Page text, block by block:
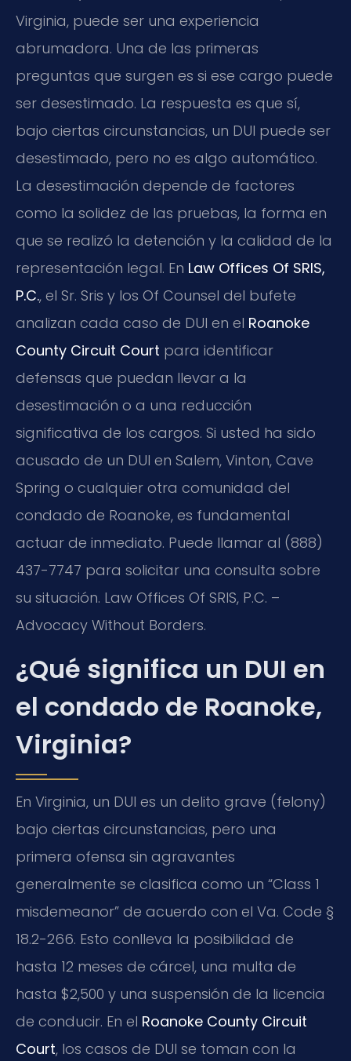
Virginia, puede ser una experiencia
abrumadora. Una de las primeras
preguntas que surgen es si ese cargo puede
ser desestimado. La respuesta es que sí,
bajo ciertas circunstancias, un DUI puede ser
desestimado, pero no es algo automático.
La desestimación depende de factores
como la solidez de las pruebas, la forma en
que se realizó la detención y la calidad de la
representación legal. En Law Offices Of SRIS,
P.C., el Sr. Sris y los Of Counsel del bufete
analizan cada caso de DUI en el Roanoke
County Circuit Court para identificar
defensas que puedan llevar a la
desestimación o a una reducción
significativa de los cargos. Si usted ha sido
acusado de un DUI en Salem, Vinton, Cave
Spring o cualquier otra comunidad del
condado de Roanoke, es fundamental
actuar de inmediato. Puede llamar al (888)
437-7747 para solicitar una consulta sobre
su situación. Law Offices Of SRIS, P.C. –
Advocacy Without Borders.
¿Qué significa un DUI en
el condado de Roanoke,
Virginia?
En Virginia, un DUI es un delito grave (felony)
bajo ciertas circunstancias, pero una
primera ofensa sin agravantes
generalmente se clasifica como un “Class 1
misdemeanor” de acuerdo con el Va. Code §
18.2-266. Esto conlleva la posibilidad de
hasta 12 meses de cárcel, una multa de
hasta $2,500 y una suspensión de la licencia
de conducir. En el Roanoke County Circuit
Court, los casos de DUI se toman con la